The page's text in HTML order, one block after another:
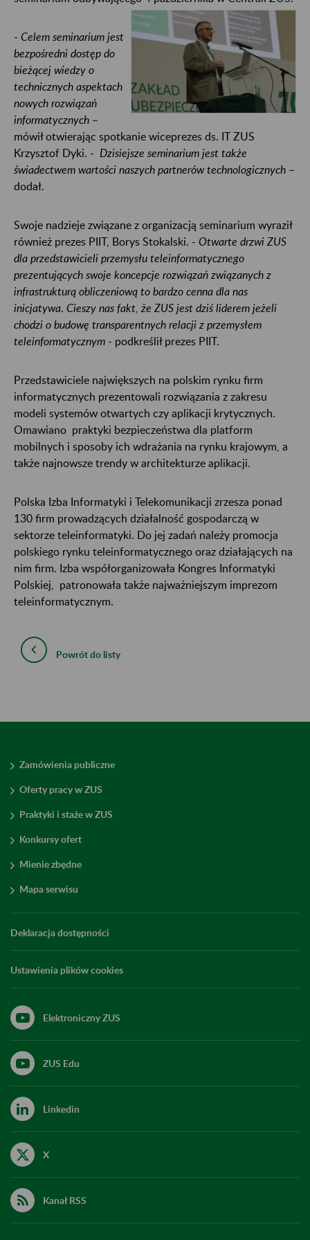
- Celem seminarium jest
bezpośredni dostęp do
bieżącej wiedzy o
technicznych aspektach
nowych rozwiązań
informatycznych –
mówił otwierając spotkanie wiceprezes ds. IT ZUS
Krzysztof Dyki. - Dzisiejsze seminarium jest także
świadectwem wartości naszych partnerów technologicznych –
dodał.
Swoje nadzieje związane z organizacją seminarium wyraził
również prezes PIIT, Borys Stokalski. - Otwarte drzwi ZUS
dla przedstawicieli przemysłu teleinformatycznego
prezentujących swoje koncepcje rozwiązań związanych z
infrastrukturą obliczeniową to bardzo cenna dla nas
inicjatywa. Cieszy nas fakt, że ZUS jest dziś liderem jeżeli
chodzi o budowę transparentnych relacji z przemysłem
teleinformatycznym - podkreślił prezes PIIT.
Przedstawiciele największych na polskim rynku firm
informatycznych prezentowali rozwiązania z zakresu
modeli systemów otwartych czy aplikacji krytycznych.
Omawiano praktyki bezpieczeństwa dla platform
mobilnych i sposoby ich wdrażania na rynku krajowym, a
także najnowsze trendy w architekturze aplikacji.
Polska Izba Informatyki i Telekomunikacji zrzesza ponad
130 firm prowadzących działalność gospodarczą w
sektorze teleinformatyki. Do jej zadań należy promocja
polskiego rynku teleinformatycznego oraz działających na
nim firm. Izba współorganizowała Kongres Informatyki
Polskiej, patronowała także najważniejszym imprezom
teleinformatycznym.
Powrót do listy
Zamówienia publiczne
Oferty pracy w ZUS
Praktyki i staże w ZUS
Konkursy ofert
Mienie zbędne
Mapa serwisu
Deklaracja dostępności
Ustawienia plików cookies
Elektroniczny ZUS
ZUS Edu
Linkedin
X
Kanał RSS